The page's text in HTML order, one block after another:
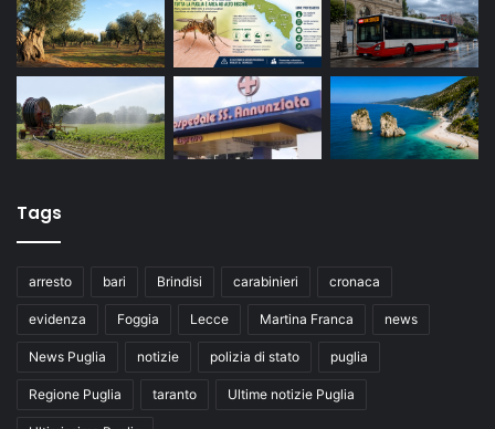
Tags
arresto bari Brindisi carabinieri cronaca
evidenza Foggia Lecce Martina Franca news
News Puglia notizie polizia di stato puglia
Regione Puglia taranto Ultime notizie Puglia